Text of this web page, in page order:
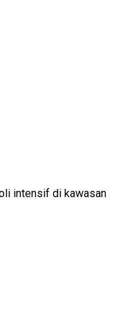
intensif di kawasan